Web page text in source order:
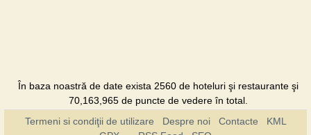
În baza noastră de date exista 2560 de hoteluri şi restaurante şi
70,163,965 de puncte de vedere în total.
Termeni si condiţii de utilizare
Despre noi Contacte
KML